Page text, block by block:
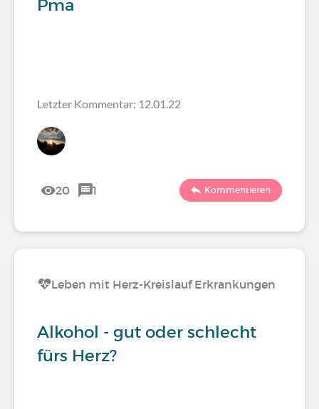
Pma
Letzter Kommentar: 12.01.22
20 1 Kommentieren
Leben mit Herz-Kreislauf Erkrankungen
Alkohol - gut oder schlecht
fürs Herz?